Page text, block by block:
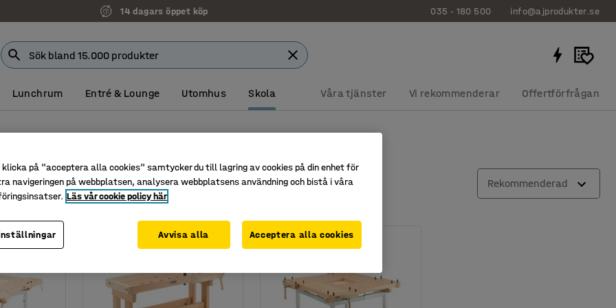
14 dagars öppet köp 035 - 180 500 info@ajprodukter.se
Lunchrum Entré & Lounge Utomhus Skola Våra tjänster Vi rekommenderar Offertförfrågan
Bredd Stativ Material Rekommenderad
på "acceptera alla cookies" samtycker du till lagring av cookies på din enhet för
navigeringen på webbplatsen, analysera webbplatsens användning och bistå i våra
Läs vår cookie policy här
Avvisa alla Acceptera alla cookies